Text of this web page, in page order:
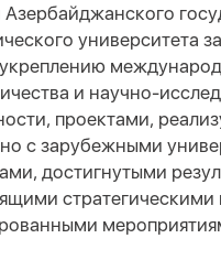
Азербайджанского
университета
и научно-
проектами,
с зарубежными
достигнутыми
стратегическими